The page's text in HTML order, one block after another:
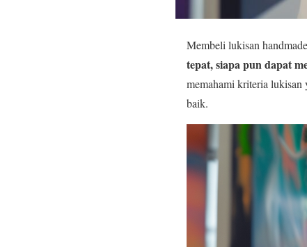
Membeli lukisan
tepat, siapa pun dapat
memahami kriteria lukisan
baik.